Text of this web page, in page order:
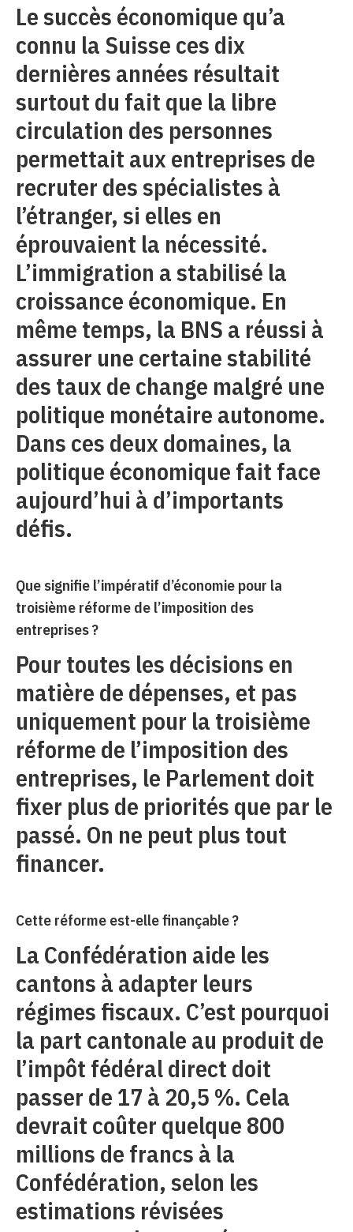
Le succès économique qu’a
connu la Suisse ces dix
dernières années résultait
surtout du fait que la libre
circulation des personnes
permettait aux entreprises de
recruter des spécialistes à
l’étranger, si elles en
éprouvaient la nécessité.
L’immigration a stabilisé la
croissance économique. En
même temps, la BNS a réussi à
assurer une certaine stabilité
des taux de change malgré une
politique monétaire autonome.
Dans ces deux domaines, la
politique économique fait face
aujourd’hui à d’importants
défis.
Que signifie l’impératif d’économie pour la
troisième réforme de l’imposition des
entreprises ?
Pour toutes les décisions en
matière de dépenses, et pas
uniquement pour la troisième
réforme de l’imposition des
entreprises, le Parlement doit
fixer plus de priorités que par le
passé. On ne peut plus tout
financer.
Cette réforme est-elle finançable ?
La Confédération aide les
cantons à adapter leurs
régimes fiscaux. C’est pourquoi
la part cantonale au produit de
l’impôt fédéral direct doit
passer de 17 à 20,5 %. Cela
devrait coûter quelque 800
millions de francs à la
Confédération, selon les
estimations révisées